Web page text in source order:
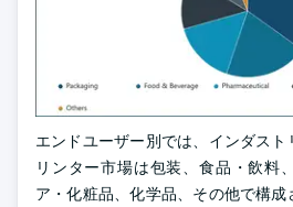
エンドユーザー別では、インダス
リンター市場は包装、食品・飲料
ア・化粧品、化学品、その他で構